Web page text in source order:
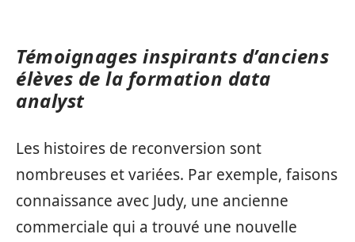
Témoignages inspirants d’anciens
élèves de la formation data
analyst
Les histoires de reconversion sont
nombreuses et variées. Par exemple, faisons
connaissance avec Judy, une ancienne
commerciale qui a trouvé une nouvelle